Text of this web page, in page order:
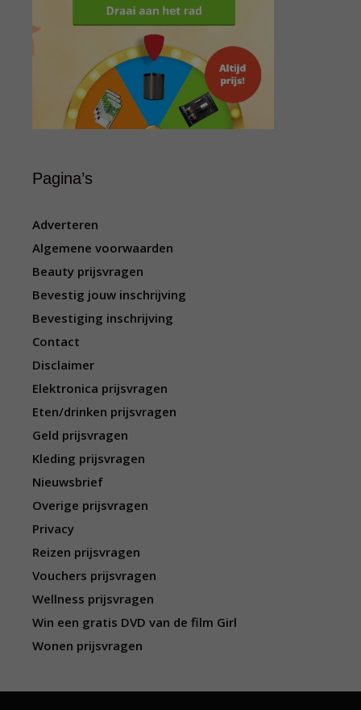
Pagina’s
Adverteren
Algemene voorwaarden
Beauty prijsvragen
Bevestig jouw inschrijving
Bevestiging inschrijving
Contact
Disclaimer
Elektronica prijsvragen
Eten/drinken prijsvragen
Geld prijsvragen
Kleding prijsvragen
Nieuwsbrief
Overige prijsvragen
Privacy
Reizen prijsvragen
Vouchers prijsvragen
Wellness prijsvragen
Win een gratis DVD van de film Girl
Wonen prijsvragen